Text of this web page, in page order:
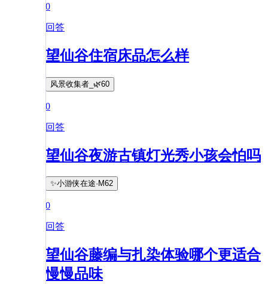
0
回答
望仙谷住宿床品怎么样
风景收集者_🌿60
0
回答
望仙谷夜游古镇灯光秀小孩会怕吗
✨小游侠在途·M62
0
回答
望仙谷藤编与扎染体验哪个更适合
慢慢品味